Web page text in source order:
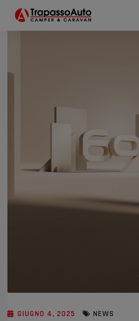
GIUGNO 4, 2025 NEWS